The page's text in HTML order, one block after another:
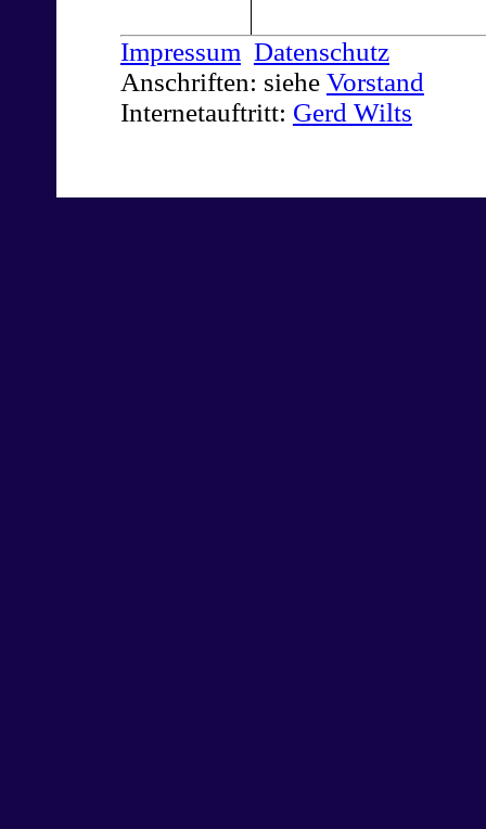
Impressum Datenschutz
Anschriften: siehe Vorstand
Internetauftritt: Gerd Wilts